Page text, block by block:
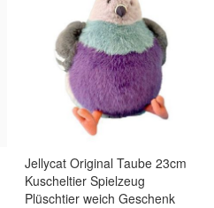
Jellycat Original Taube 23cm
Kuscheltier Spielzeug
Plüschtier weich Geschenk